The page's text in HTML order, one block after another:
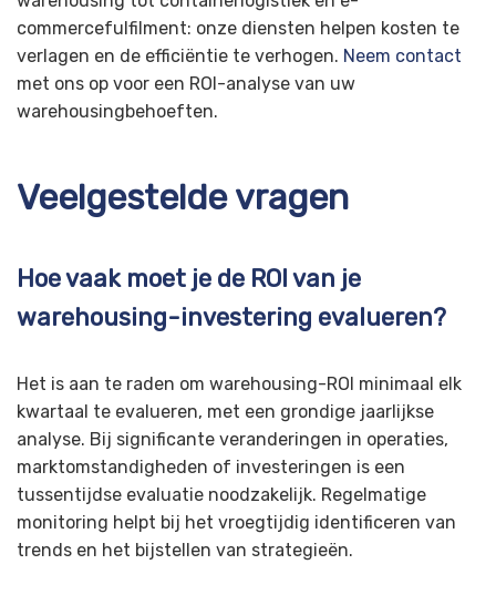
commercefulfilment: onze diensten helpen kosten te
verlagen en de efficiëntie te verhogen. Neem contact
met ons op voor een ROI-analyse van uw
warehousingbehoeften.
Veelgestelde vragen
Hoe vaak moet je de ROI van je
warehousing-investering evalueren?
Het is aan te raden om warehousing-ROI minimaal elk
kwartaal te evalueren, met een grondige jaarlijkse
analyse. Bij significante veranderingen in operaties,
marktomstandigheden of investeringen is een
tussentijdse evaluatie noodzakelijk. Regelmatige
monitoring helpt bij het vroegtijdig identificeren van
trends en het bijstellen van strategieën.